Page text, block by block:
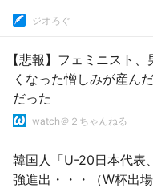
ジオろぐ
【悲報】フェミニスト
くなった憎しみが産ん
だった
watch＠２ちゃんねる
韓国人「U-20日本代表
強進出・・・（W杯出